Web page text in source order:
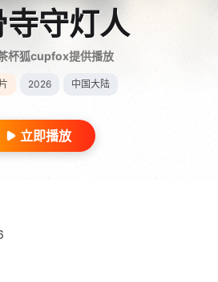
寺守灯人
杯狐cupfox提供播放
2026 中国大陆
立即播放